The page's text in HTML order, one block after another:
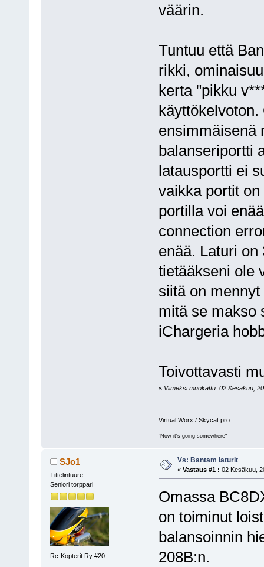
väärin.
Tuntuu että
rikki,
kerta "pikku
ensimmäisenä
balanseriportti
latausportti ei
vaikka portit
portilla voi
connection
enää. Laturi on
tietääkseni ole
siitä on
mitä se makso
iChargeria
Toivottavasti
« Viimeksi muokattu: 02 Kesäkuu,
Virtual Worx / Skycat.pro
"Now it's going somewhere"
SJo1
Tittelintuure
Seniori torppari
Rc-Kopterit Ry #20
Vs: Bantam laturit
« Vastaus #1 : 02 Kesäkuu,
Omassa
on toiminut
balansoinnin
208B:n.